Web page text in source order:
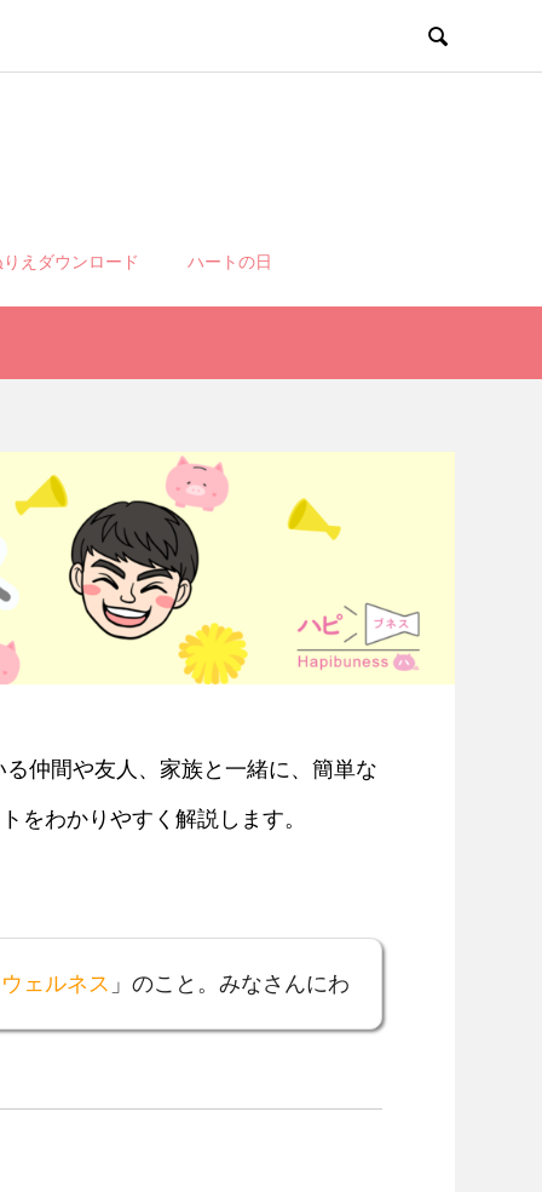

りえダウンロード ハートの日
仲間や友人、家族と一緒に、簡単な
をわかりやすく解説します。
ェルネス 」のこと。みなさんにわ